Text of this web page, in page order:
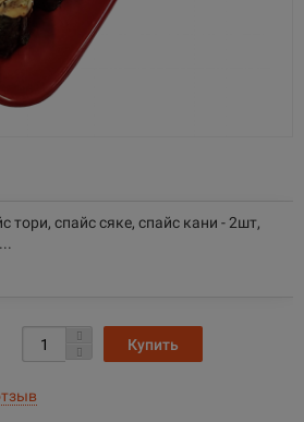
тори, спайс сяке, спайс кани - 2шт,